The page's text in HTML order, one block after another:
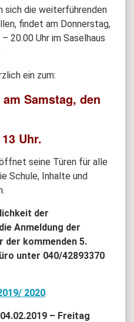
sich die weiterführenden
findet am Donnerstag,
20.00 Uhr im Saselhaus
ein zum:
Samstag, den
Uhr.
seine Türen für alle
Schule, Inhalte und
der
Anmeldung der
der kommenden 5.
unter 040/42893370
2020
– Freitag